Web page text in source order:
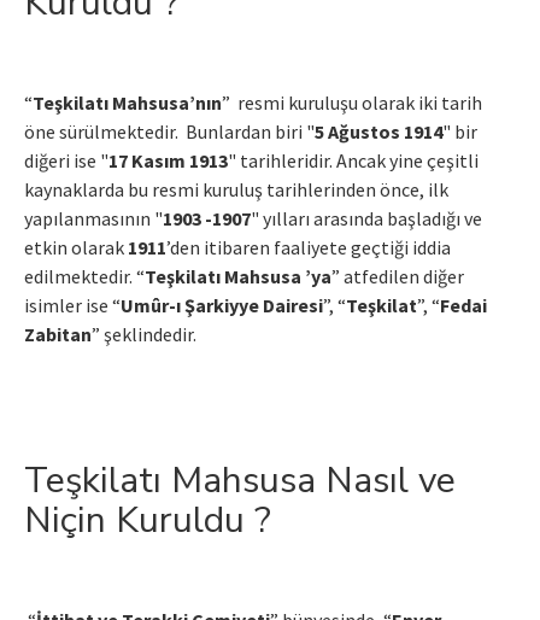
“Teşkilatı Mahsusa’nın” resmi kuruluşu olarak iki tarih
öne sürülmektedir. Bunlardan biri "5 Ağustos 1914" bir
diğeri ise "17 Kasım 1913" tarihleridir. Ancak yine çeşitli
kaynaklarda bu resmi kuruluş tarihlerinden önce, ilk
yapılanmasının "1903 -1907" yılları arasında başladığı ve
etkin olarak 1911’den itibaren faaliyete geçtiği iddia
edilmektedir. “Teşkilatı Mahsusa ’ya” atfedilen diğer
isimler ise “Umûr-ı Şarkiyye Dairesi”, “Teşkilat”, “Fedai
Zabitan” şeklindedir.
Teşkilatı Mahsusa Nasıl ve
Niçin Kuruldu ?